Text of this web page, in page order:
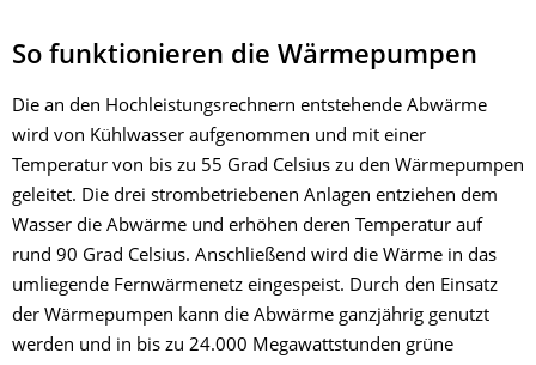
So funktionieren die Wärmepumpen
Die an den Hochleistungsrechnern entstehende Abwärme
wird von Kühlwasser aufgenommen und mit einer
Temperatur von bis zu 55 Grad Celsius zu den Wärmepumpen
geleitet. Die drei strombetriebenen Anlagen entziehen dem
Wasser die Abwärme und erhöhen deren Temperatur auf
rund 90 Grad Celsius. Anschließend wird die Wärme in das
umliegende Fernwärmenetz eingespeist. Durch den Einsatz
der Wärmepumpen kann die Abwärme ganzjährig genutzt
werden und in bis zu 24.000 Megawattstunden grüne